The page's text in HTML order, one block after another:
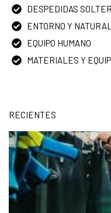
DESPEDIDAS
ENTORNO Y
EQUIPO HUMANO
MATERIALES Y
RECIENTES